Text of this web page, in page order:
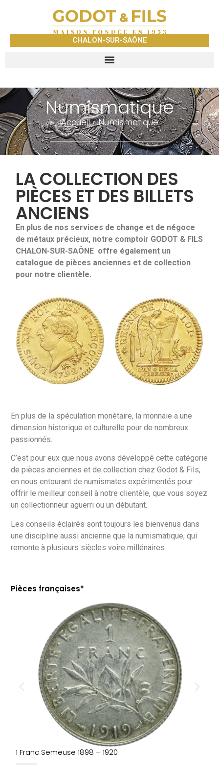
CHALON-SUR-SAÔNE
Numismatique
Accueil»Numismatique
LA COLLECTION DES
PIÈCES ET DES BILLETS
ANCIENS
En plus de nos services de change et de négoce
de métaux précieux, notre comptoir GODOT & FILS
CHALON-SUR-SAÔNE offre également un
catalogue de pièces anciennes et de collection
pour notre clientèle.
En plus de la spéculation monétaire, la monnaie a une
dimension historique et culturelle pour de nombreux
passionnés.
C’est pour eux que nous avons développé cette catégorie
de pièces anciennes et de collection chez Godot & Fils,
en nous entourant de numismates expérimentés pour
offrir le meilleur conseil à notre clientèle, que vous soyez
un collectionneur aguerri ou un débutant.
Les conseils éclairés sont toujours les bienvenus dans
une discipline aussi ancienne que la numismatique, qui
remonte à plusieurs siècles voire millénaires.
Pièces françaises*
1 Franc Semeuse 1898 – 1920